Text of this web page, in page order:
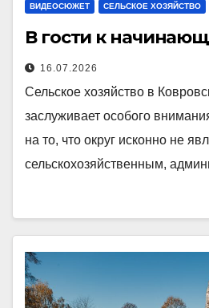
ВИДЕОСЮЖЕТ СЕЛЬСКОЕ ХОЗЯЙСТВО
В гости к
16.07.2026
Сельское хозяйство в
заслуживает особого
на то, что округ исконно не
сельскохозяйственным,